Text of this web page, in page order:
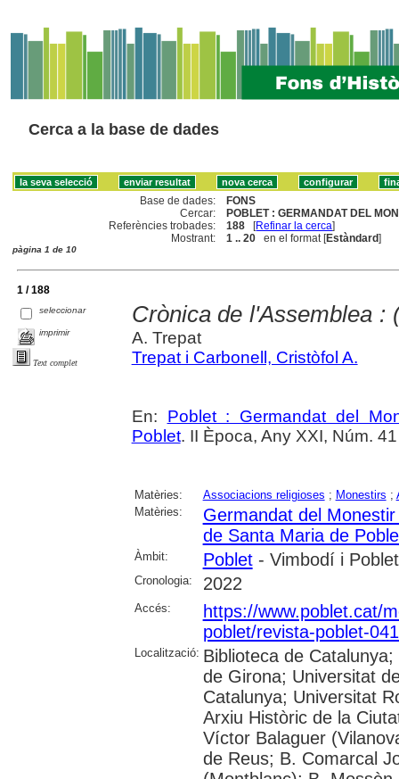
Cerca a la base de dades
Base de dades:
FONS
Cercar:
POBLET : GERMANDAT DEL
Referències trobades:
188 [Refinar la cerca]
Mostrant:
1 .. 20 en el format [Estàndard]
pàgina 1 de 10
1 / 188
seleccionar
imprimir
Text complet
Crònica de l'Assemblea :
A. Trepat
Trepat i Carbonell, Cristòfol A.
En: Poblet : Germandat del
Poblet. II Època, Any XXI, Núm.
Matèries: Associacions religioses ; Monestirs ;
Matèries:
Germandat del
de Santa Maria de
Àmbit: Poblet- Vimbodí i Poblet
Cronologia: 2022
Accés:
https://www.poblet.cat/
poblet/revista-poblet-
Localització: Biblioteca de
de Girona; Universitat
Catalunya; Universitat
Arxiu Històric de la
Víctor Balaguer
de Reus; B. Comarcal